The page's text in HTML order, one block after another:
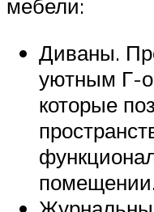
мебели:
Диваны.
уютным Г-
которые